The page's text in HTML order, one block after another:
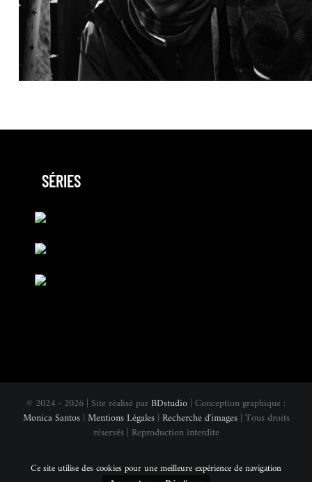
SÉRIES
© 2024 - 2026 | Site réalisé parBDstudio | Conception graphique :
Monica Santos| Mentions Légales| Recherche d'images| Tous droits
réservés | Reproduction interdite
InstagramFacebook
Vimeo
Ce site utilise des cookies pour une meilleure expérience de navigation